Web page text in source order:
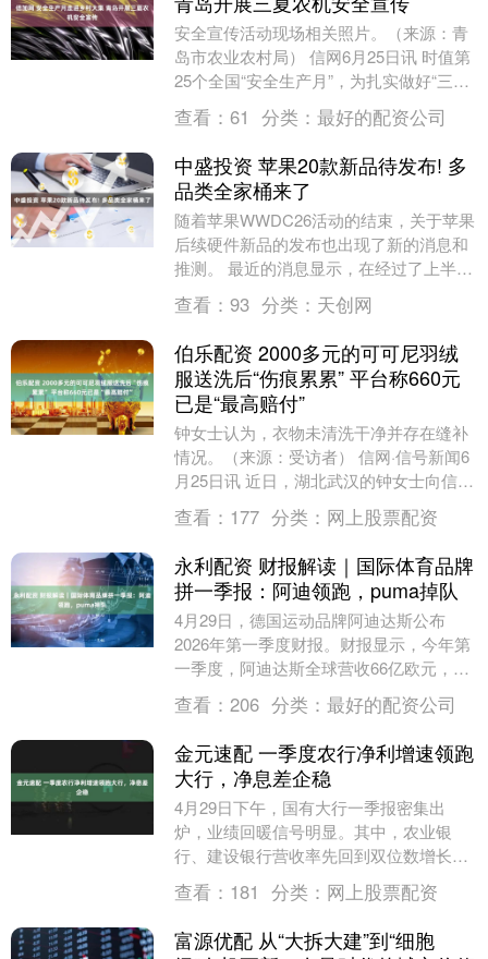
安全宣传活动现场相关照片。（来源：青
岛市农业农村局） 信网6月25日讯 时值第
25个全国“安全生产月”，为扎实做好“三
夏”农机安全保障工作，青岛市农业行政执
法支....
查看： 61 分类： 最好的配资公司
中盛投资 苹果20款新品待发布! 多
品类全家桶来了
随着苹果WWDC26活动的结束，关于苹果
后续硬件新品的发布也出现了新的消息和
推测。 最近的消息显示，在经过了上半年
的几轮新品发布之后，苹果似乎还有大约
20款产品....
查看： 93 分类： 天创网
伯乐配资 2000多元的可可尼羽绒
服送洗后“伤痕累累” 平台称660元
已是“最高赔付”
钟女士认为，衣物未清洗干净并存在缝补
情况。（来源：受访者） 信网·信号新闻6
月25日讯 近日，湖北武汉的钟女士向信号
新闻(0532-80889431)反映，今年....
查看： 177 分类： 网上股票配资
永利配资 财报解读｜国际体育品牌
拼一季报：阿迪领跑，puma掉队
4月29日，德国运动品牌阿迪达斯公布
2026年第一季度财报。财报显示，今年第
一季度，阿迪达斯全球营收66亿欧元，在
货币中性下（下同），较上年同期增长
14%；营业....
查看： 206 分类： 最好的配资公司
金元速配 一季度农行净利增速领跑
大行，净息差企稳
4月29日下午，国有大行一季报密集出
炉，业绩回暖信号明显。其中，农业银
行、建设银行营收率先回到双位数增长，
增幅分别达10.5%、10.98%，农业银行归
母净利润....
查看： 181 分类： 网上股票配资
富源优配 从“大拆大建”到“细胞